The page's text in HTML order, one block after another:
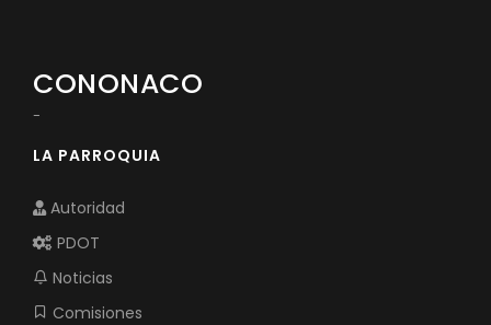
CONONACO
-
LA PARROQUIA
Autoridad
PDOT
Noticias
Comisiones